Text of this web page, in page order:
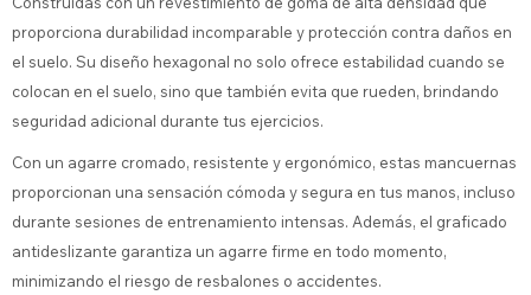
proporciona durabilidad incomparable y protección contra daños en
el suelo. Su diseño hexagonal no solo ofrece estabilidad cuando se
colocan en el suelo, sino que también evita que rueden, brindando
seguridad adicional durante tus ejercicios.
Con un agarre cromado, resistente y ergonómico, estas mancuernas
proporcionan una sensación cómoda y segura en tus manos, incluso
durante sesiones de entrenamiento intensas. Además, el graficado
antideslizante garantiza un agarre firme en todo momento,
minimizando el riesgo de resbalones o accidentes.